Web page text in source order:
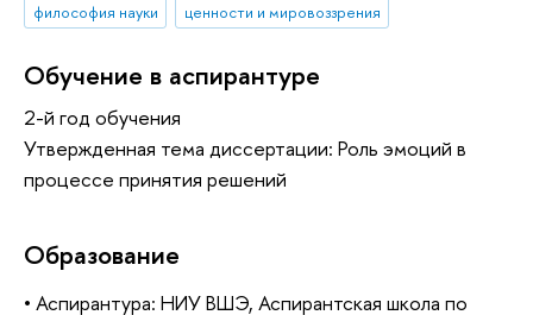
философия науки
ценности и мировоззрения
Обучение в аспирантуре
2-й год обучения
Утвержденная тема диссертации: Роль эмоций в
процессе принятия решений
Образование
• Аспирантура: НИУ ВШЭ, Аспирантская школа по